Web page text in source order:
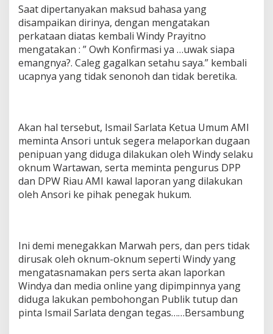
Saat dipertanyakan maksud bahasa yang
disampaikan dirinya, dengan mengatakan
perkataan diatas kembali Windy Prayitno
mengatakan : ” Owh Konfirmasi ya …uwak siapa
emangnya?. Caleg gagalkan setahu saya.” kembali
ucapnya yang tidak senonoh dan tidak beretika.
Akan hal tersebut, Ismail Sarlata Ketua Umum AMI
meminta Ansori untuk segera melaporkan dugaan
penipuan yang diduga dilakukan oleh Windy selaku
oknum Wartawan, serta meminta pengurus DPP
dan DPW Riau AMI kawal laporan yang dilakukan
oleh Ansori ke pihak penegak hukum.
Ini demi menegakkan Marwah pers, dan pers tidak
dirusak oleh oknum-oknum seperti Windy yang
mengatasnamakan pers serta akan laporkan
Windya dan media online yang dipimpinnya yang
diduga lakukan pembohongan Publik tutup dan
pinta Ismail Sarlata dengan tegas……Bersambung